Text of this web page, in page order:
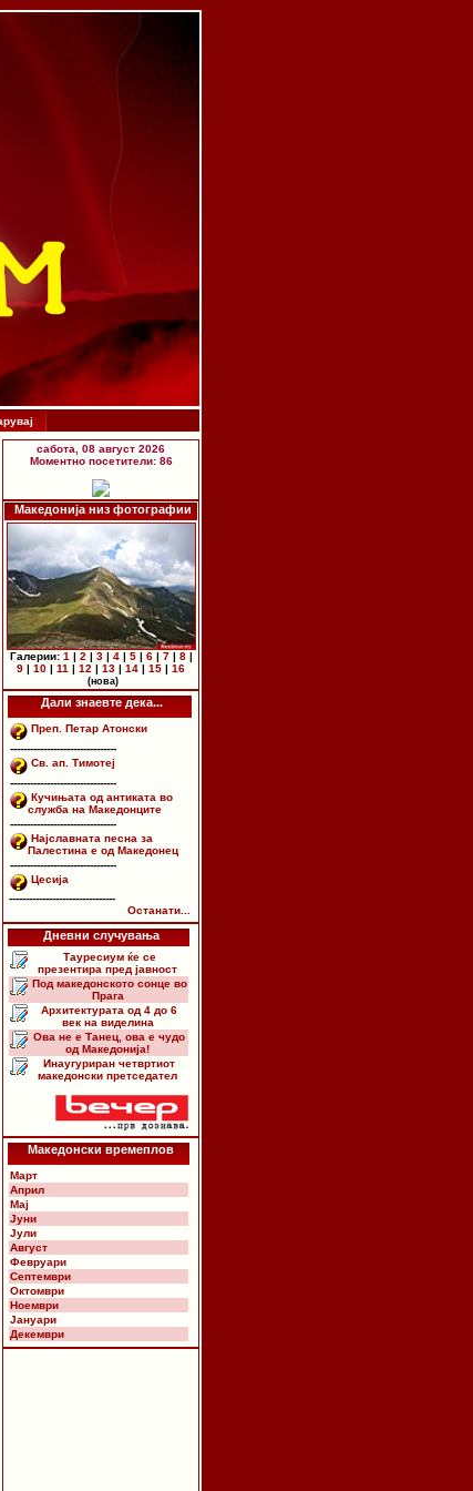
сабота, 08 август 2026
Моментно посетители: 86
Македонија низ фотографии
Галерии: 1| 2| 3| 4| 5| 6| 7| 8|
9
10 11 12 13 14 15 16
(нова)
Дали знаевте дека...
Преп. Петар Атонски
--------------------------------
Св. ап. Тимотеј
--------------------------------
Кучињата од антиката во
служба на Македонците
--------------------------------
Најславната песна за
Палестина е од Македонец
--------------------------------
Цесија
--------------------------------
Останати...
Дневни случувања
Тауресиум ќе се
презентира пред јавност
Под македонското сонце во
Прага
Архитектурата од 4 до 6
век на виделина
Ова не е Танец, ова е чудо
од Македонија!
Инаугуриран четвртиот
македонски претседател
Македонски времеплов
Март
Април
Мај
Јуни
Јули
Август
Февруари
Септември
Октомври
Ноември
Јануари
Декември